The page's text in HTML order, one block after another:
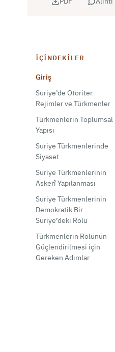
İÇINDEKILER
Giriş
Suriye’de Otoriter
Rejimler ve Türkmenler
Türkmenlerin Toplumsal
Yapısı
Suriye Türkmenlerinde
Siyaset
Suriye Türkmenlerinin
Askerî Yapılanması
Suriye Türkmenlerinin
Demokratik Bir
Suriye’deki Rolü
Türkmenlerin Rolünün
Güçlendirilmesi için
Gereken Adımlar